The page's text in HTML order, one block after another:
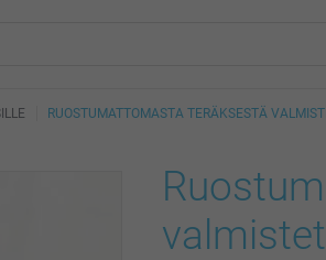
RUOSTUMATTOMASTA TERÄKSESTÄ